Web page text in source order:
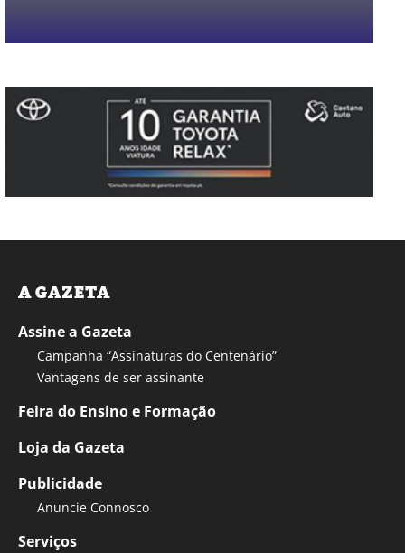
A GAZETA
Assine a Gazeta
Campanha “Assinaturas do Centenário”
Vantagens de ser assinante
Feira do Ensino e Formação
Loja da Gazeta
Publicidade
Anuncie Connosco
Serviços